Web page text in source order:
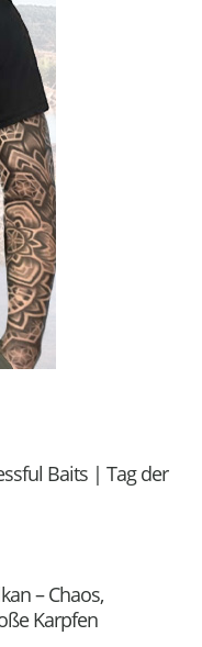
Baits | Tag der
– Chaos,
Karpfen